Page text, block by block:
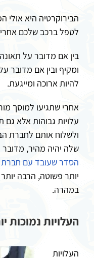
הבירוקרטיה היא
לטפל ברכב שלכם
בין אם מדובר על
ומקיף ובין אם מדובר
להיות ארוכה ומייגעת.
אחרי שתגיעו למוסך
עלויות גבוהות אלא
ולשלוח אותם לחברת
שלה יהיה מהיר,
הסדר שעובד עם חברת
יותר פשוטה, הרבה יותר
במהרה.
העלויות נמוכות
העלויות